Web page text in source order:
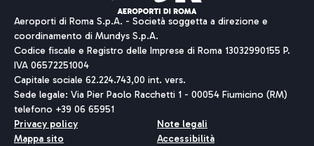
Aeroporti di Roma S.p.A. - Società soggetta a direzione e
coordinamento di Mundys S.p.A.
Codice fiscale e Registro delle Imprese di Roma 13032990155 P.
IVA 06572251004
Capitale sociale 62.224.743,00 int. vers.
Sede legale: Via Pier Paolo Racchetti 1 - 00054 Fiumicino (RM)
telefono +39 06 65951
Privacy policy
Note legali
Mappa sito
Accessibilità